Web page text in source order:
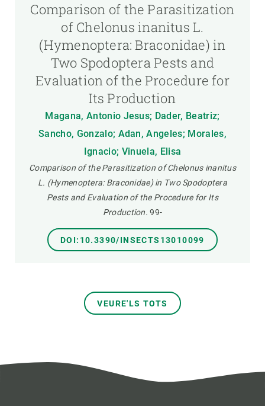
Comparison of the Parasitization
of Chelonus inanitus L.
(Hymenoptera: Braconidae) in
Two Spodoptera Pests and
Evaluation of the Procedure for
Its Production
Magana, Antonio Jesus; Dader, Beatriz;
Sancho, Gonzalo; Adan, Angeles; Morales,
Ignacio; Vinuela, Elisa
Comparison of the Parasitization of Chelonus inanitus
L. (Hymenoptera: Braconidae) in Two Spodoptera
Pests and Evaluation of the Procedure for Its
Production. 99-
DOI:10.3390/INSECTS13010099
VEURE'LS TOTS